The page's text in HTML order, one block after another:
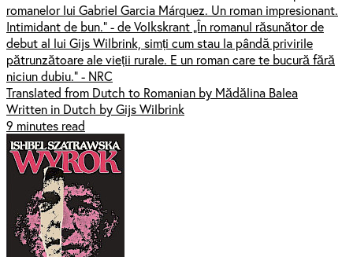
romanelor lui Gabriel Garcia Márquez. Un roman impresionant.
Intimidant de bun.” - de Volkskrant „În romanul răsunător de
debut al lui Gijs Wilbrink, simți cum stau la pândă privirile
pătrunzătoare ale vieții rurale. E un roman care te bucură fără
niciun dubiu.” - NRC
Translated from Dutch to Romanian by Mădălina Balea
Written in Dutch by Gijs Wilbrink
9 minutes read